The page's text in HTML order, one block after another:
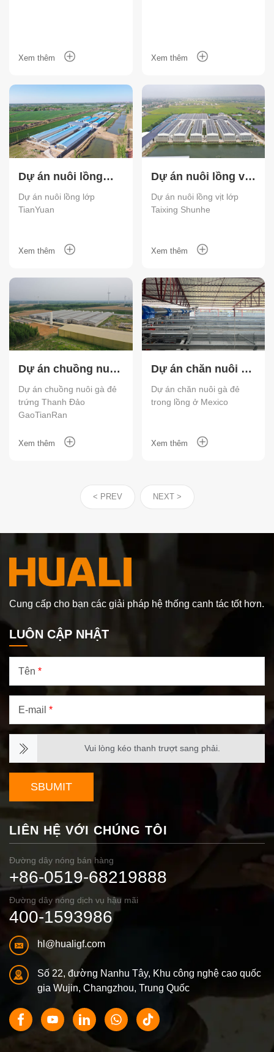
Xem thêm
Tongfa
Xem thêm
Dự án nuôi lồng
lớp TianYuan
Dự án nuôi lồng lớp
TianYuan
Xem thêm
Dự án nuôi lồng vịt
lớp Taixing Shunhe
Dự án nuôi lồng vịt lớp
Taixing Shunhe
Xem thêm
Dự án chuồng nuôi
gà đẻ trứng Thanh
Đảo GaoTianRan
Dự án chuồng nuôi gà đẻ
trứng Thanh Đảo
GaoTianRan
Xem thêm
Dự án chăn nuôi gà
đẻ trong lồng ở
Mexico
Dự án chăn nuôi gà đẻ
trong lồng ở Mexico
Xem thêm
< PREV NEXT >
Cung cấp cho bạn các giải pháp hệ thống canh tác tốt hơn.
LUÔN CẬP NHẬT
Tên *
E-mail *
Vui lòng kéo thanh trượt sang phải.
SBUMIT
LIÊN HỆ VỚI CHÚNG TÔI
Đường dây nóng bán hàng
+86-0519-68219888
Đường dây nóng dịch vụ hậu mãi
400-1593986
hl@hualigf.com
Số 22, đường Nanhu Tây, Khu công nghệ cao quốc
gia Wujin, Changzhou, Trung Quốc